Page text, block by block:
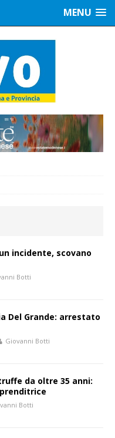
MENU
incidente, scovano
Botti
Del Grande: arrestato
Giovanni Botti
da oltre 35 anni:
Botti